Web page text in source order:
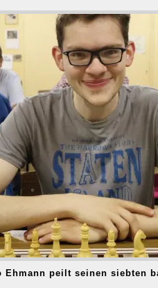
Ehmann peilt seinen siebten